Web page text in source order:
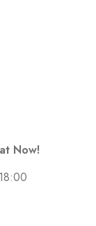
Now!